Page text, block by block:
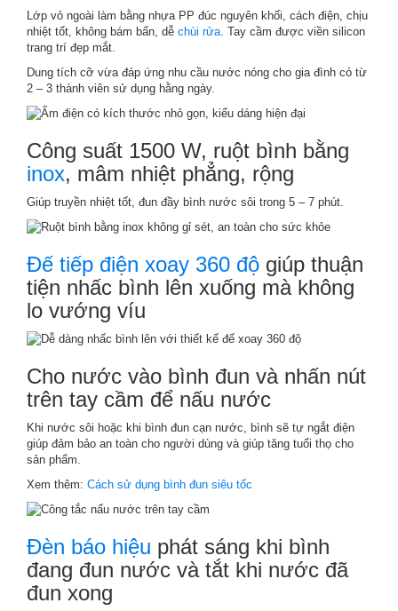
Lớp vỏ ngoài làm bằng nhựa PP đúc nguyên khối, cách điện, chịu
nhiệt tốt, không bám bẩn, dễ chùi rửa. Tay cầm được viền silicon
trang trí đẹp mắt.
Dung tích cỡ vừa đáp ứng nhu cầu nước nóng cho gia đình có từ
2 – 3 thành viên sử dụng hằng ngày.
Công suất 1500 W, ruột bình bằng
inox, mâm nhiệt phẳng, rộng
Giúp truyền nhiệt tốt, đun đầy bình nước sôi trong 5 – 7 phút.
Đế tiếp điện xoay 360 độ giúp thuận
tiện nhấc bình lên xuống mà không
lo vướng víu
Cho nước vào bình đun và nhấn nút
trên tay cầm để nấu nước
Khi nước sôi hoặc khi bình đun cạn nước, bình sẽ tự ngắt điện
giúp đảm bảo an toàn cho người dùng và giúp tăng tuổi thọ cho
sản phẩm.
Xem thêm: Cách sử dụng bình đun siêu tốc
Đèn báo hiệu phát sáng khi bình
đang đun nước và tắt khi nước đã
đun xong